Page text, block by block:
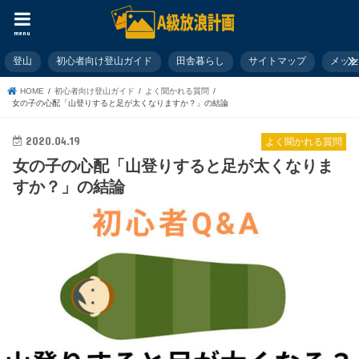
menu
登山 初心者向け登山ガイド 田舎暮らし サイトマップ メッ
HOME 初心者向け登山ガイド
よく聞かれる質問
女の子の心配「山登りすると足が太くなりますか？」の結論
よく聞かれる質問
2020.04.19
女の子の心配「山登りすると足が太くなりま
すか？」の結論